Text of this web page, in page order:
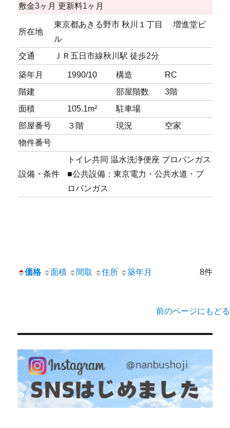
敷金3ヶ月 更新料1ヶ月
所在地
東京都あきる野市 秋川１丁目 増進堂ビ
ル
交通
ＪＲ五日市線秋川駅 徒歩2分
築年月 1990/10 構造
RC
階建
部屋階数
3階
面積
105.1m²
駐車場
部屋番号
３階 現況
空家
物件番号
設備・条件
トイレ共同 温水洗浄便座 プロパンガス
■公共設備：東京電力・公共水道・プ
ロパンガス
価格 面積 間取 住所 築年月 8件
前のページにもどる